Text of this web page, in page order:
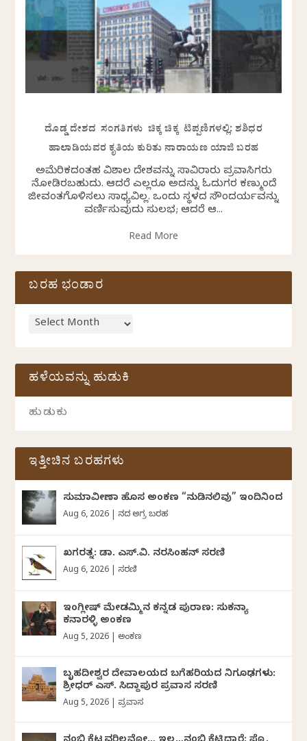
ದೊಡ್ಡ ದೇಶದ ಸಂಗತಿಗಳು ಚಿಕ್ಕ ಚಿಕ್ಕ ಟಿಪ್ಪಣಿಗಳಲ್ಲಿ: ಶಶಿಧರ
ಹಾಲಾಡಿಯವರ ಕೃತಿಯ ಕುರಿತು ನಾರಾಯಣ ಯಾಜಿ ಬರಹ
ಅಮೆರಿಕದಂತಹ ವಿಶಾಲ ದೇಶವನ್ನು ಸಾವಿರಾರು ಪ್ರವಾಸಿಗರು
ನೋಡಿರಬಹುದು. ಆದರೆ ಎಲ್ಲರೂ ಅದನ್ನು ಓದುಗರ ಕಣ್ಮುಂದೆ
ಜೀವಂತಗೊಳಿಸಲು ಸಾಧ್ಯವಿಲ್ಲ. ಒಂದು ಸ್ಥಳದ ಸೌಂದರ್ಯವನ್ನು
ವರ್ಣಿಸುವುದು ಸುಲಭ; ಆದರೆ ಆ...
Read More
ಬರಹ ಭಂಡಾರ
ಹಳೆಯವನ್ನು ಹುಡುಕಿ
ಇತ್ತೀಚಿನ ಬರಹಗಳು
ಸುಮಾವೀಣಾ ಹೊಸ ಅಂಕಣ “ನುಡಿನಲಿವು” ಇಂದಿನಿಂದ
Aug 6, 2026 ದಿನದ ಅಗ್ರ ಬರಹ
ಖಗರತ್ನ: ಡಾ. ಎಸ್.ವಿ. ನರಸಿಂಹನ್‌‌ ಸರಣಿ
Aug 6, 2026 ಸರಣಿ
ಇಂಗ್ಲೀಷ್ ಮೇಡಮ್ಮಿನ ಕನ್ನಡ ಪುರಾಣ: ಸುಕನ್ಯಾ
ಕನಾರಳ್ಳಿ ಅಂಕಣ
Aug 5, 2026 ಅಂಕಣ
ಬೃಹದೀಶ್ವರ ದೇವಾಲಯದ ಬಗೆಹರಿಯದ ನಿಗೂಢಗಳು:
ಶ್ರೀಧರ್‌ ಎಸ್.‌ ಸಿದ್ದಾಪುರ ಪ್ರವಾಸ ಸರಣಿ
Aug 5, 2026 ಪ್ರವಾಸ